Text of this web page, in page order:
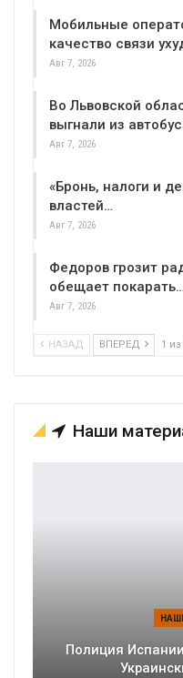
Мобильные
качество связи
Авг 7, 2026
Во Львовской
выгнали из
Авг 7, 2026
«Бронь, налоги и
властей…
Авг 7, 2026
Федоров грозит
обещает покарать…
Авг 7, 2026
НАЗАД ВПЕРЕД 1 из
Наши
Полиция